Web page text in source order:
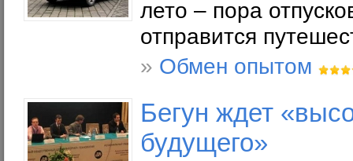
лето – пора
отправится
» Обмен опытом
Бегун ждет
будущего»